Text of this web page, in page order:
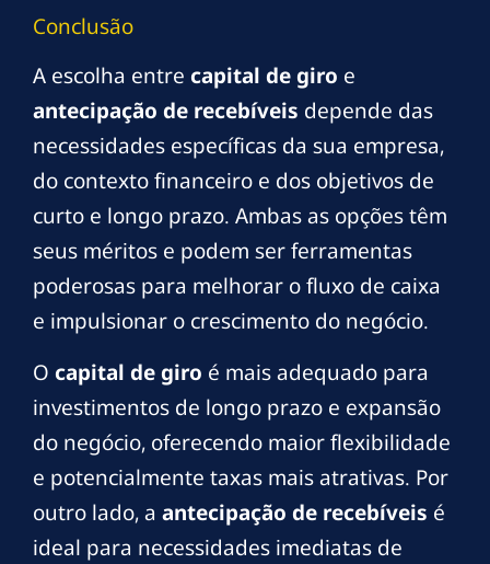
Conclusão
A escolha entre capital de giro e
antecipação de recebíveis depende das
necessidades específicas da sua empresa,
do contexto financeiro e dos objetivos de
curto e longo prazo. Ambas as opções têm
seus méritos e podem ser ferramentas
poderosas para melhorar o fluxo de caixa
e impulsionar o crescimento do negócio.
O capital de giro é mais adequado para
investimentos de longo prazo e expansão
do negócio, oferecendo maior flexibilidade
e potencialmente taxas mais atrativas. Por
outro lado, a antecipação de recebíveis é
ideal para necessidades imediatas de